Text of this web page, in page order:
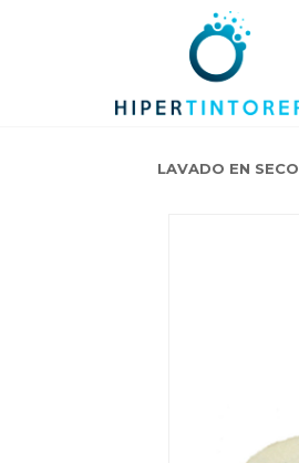
LAVADO EN SECO